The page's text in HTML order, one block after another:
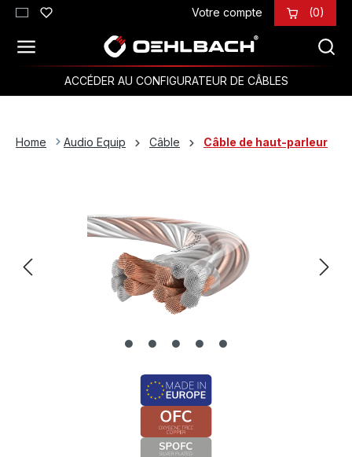
Passer au contenu principal Votre compte (0)
ACCÉDER AU CONFIGURATEUR DE CÂBLES
Home Audio Equip Câble Câble de haut-parleur